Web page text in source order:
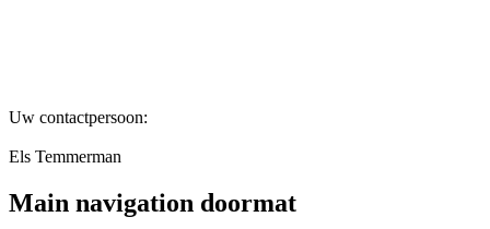
Uw contactpersoon:
Els Temmerman
Main navigation doormat